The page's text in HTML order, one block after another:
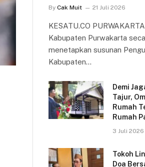
By Cak Muit 21 Juli 2026
KESATU.CO
Kabupaten Purwakarta
menetapkan susunan
Kabupaten…
Demi
Tajur,
Rumah
Rumah
3 Juli 2026
Tokoh
Doa